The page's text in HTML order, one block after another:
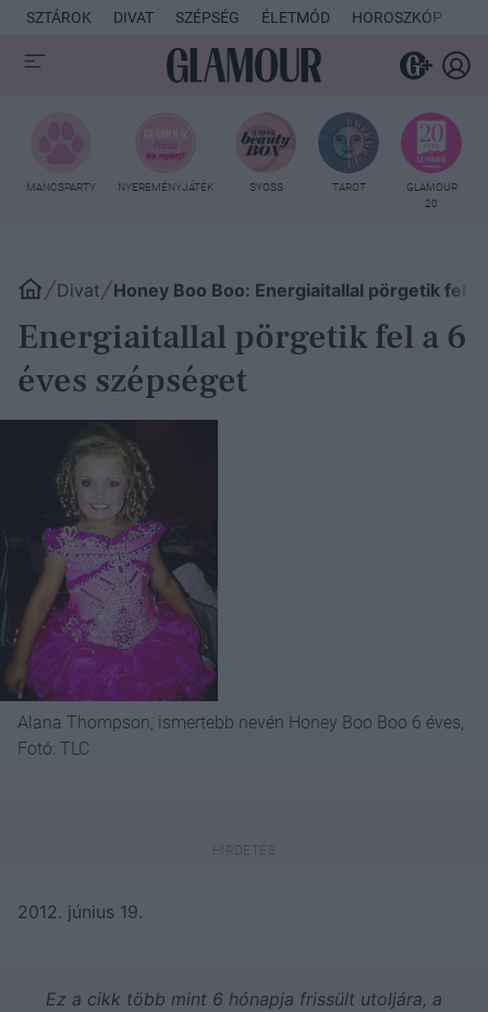
SZTÁROK DIVAT SZÉPSÉG ÉLETMÓD HOROSZKÓP
MANCSPARTY NYEREMÉNYJÁTÉK SYOSS TAROT
GLAMOUR
20
Divat Honey Boo Boo: Energiaitallal pörgetik fel
Energiaitallal pörgetik fel a 6
éves szépséget
Alana Thompson, ismertebb nevén Honey Boo Boo 6 éves,
Fotó: TLC
2012. június 19.
Ez a cikk több mint 6 hónapja frissült utoljára, a